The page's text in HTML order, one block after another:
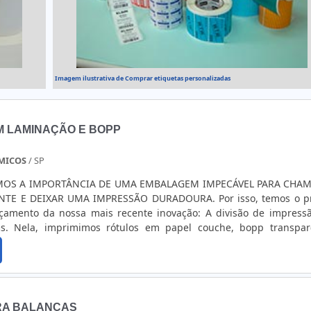
associados e colaboradores eficientes, garantem a
clientes com qualidade.
Imagem ilustrativa de Comprar etiquetas personalizadas
LAMINAÇÃO E BOPP
/ SP
A IMPORTÂNCIA DE UMA EMBALAGEM IMPECÁVEL PARA
E DEIXAR UMA IMPRESSÃO DURADOURA. Por isso, temos o
da nossa mais recente inovação: A divisão de
Nela, imprimimos rótulos em papel couche, bopp
Todos com ou sem laminação! Em nossa linha de
de materiais premium e tecnologias de impressão de última
seus rótulos e etiquetas não apenas tenham uma
também com pequenos volumes, evitando assim,
BALANÇAS